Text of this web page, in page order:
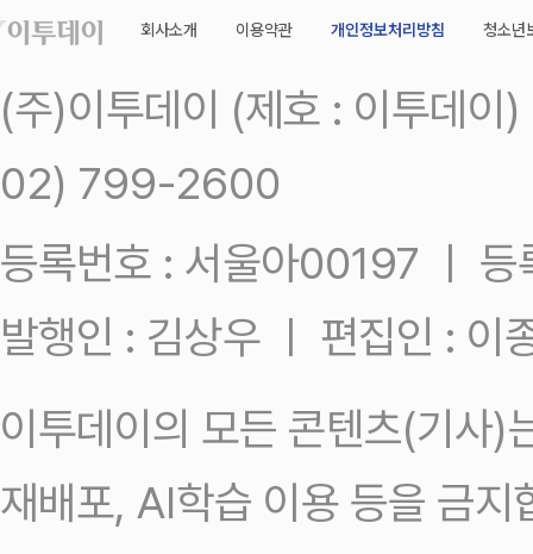
회사소개 이용약관 개인정보처리방침 청소년
(주)이투데이 (제호 : 이투데
02) 799-2600
등록번호 : 서울아00197 ㅣ
발행인 : 김상우 ㅣ 편집인 : 이
이투데이의 모든 콘텐츠(기사)
재배포, AI학습 이용 등을 금지